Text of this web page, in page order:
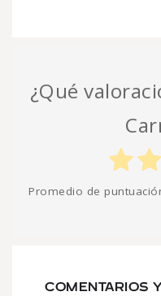
¿Qué
Promedio de
COMENTARIOS